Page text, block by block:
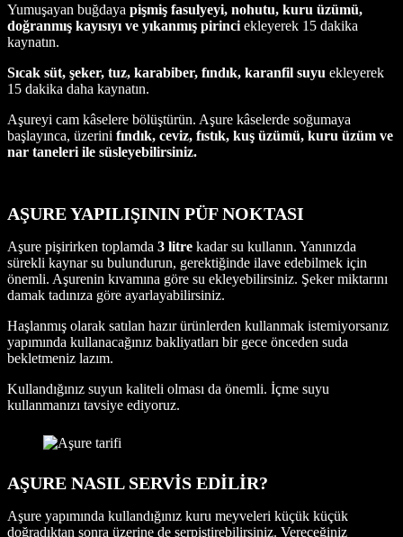
Yumuşayan buğdaya pişmiş fasulyeyi, nohutu, kuru üzümü,
doğranmış kayısıyı ve yıkanmış pirinci ekleyerek 15 dakika
kaynatın.
Sıcak süt, şeker, tuz, karabiber, fındık, karanfil suyu ekleyerek
15 dakika daha kaynatın.
Aşureyi cam kâselere bölüştürün. Aşure kâselerde soğumaya
başlayınca, üzerini fındık, ceviz, fıstık, kuş üzümü, kuru üzüm ve
nar taneleri ile süsleyebilirsiniz.
AŞURE YAPILIŞININ PÜF NOKTASI
Aşure pişirirken toplamda 3 litre kadar su kullanın. Yanınızda
sürekli kaynar su bulundurun, gerektiğinde ilave edebilmek için
önemli. Aşurenin kıvamına göre su ekleyebilirsiniz. Şeker miktarını
damak tadınıza göre ayarlayabilirsiniz.
Haşlanmış olarak satılan hazır ürünlerden kullanmak istemiyorsanız
yapımında kullanacağınız bakliyatları bir gece önceden suda
bekletmeniz lazım.
Kullandığınız suyun kaliteli olması da önemli. İçme suyu
kullanmanızı tavsiye ediyoruz.
AŞURE NASIL SERVİS EDİLİR?
Aşure yapımında kullandığınız kuru meyveleri küçük küçük
doğradıktan sonra üzerine de serpiştirebilirsiniz. Vereceğiniz